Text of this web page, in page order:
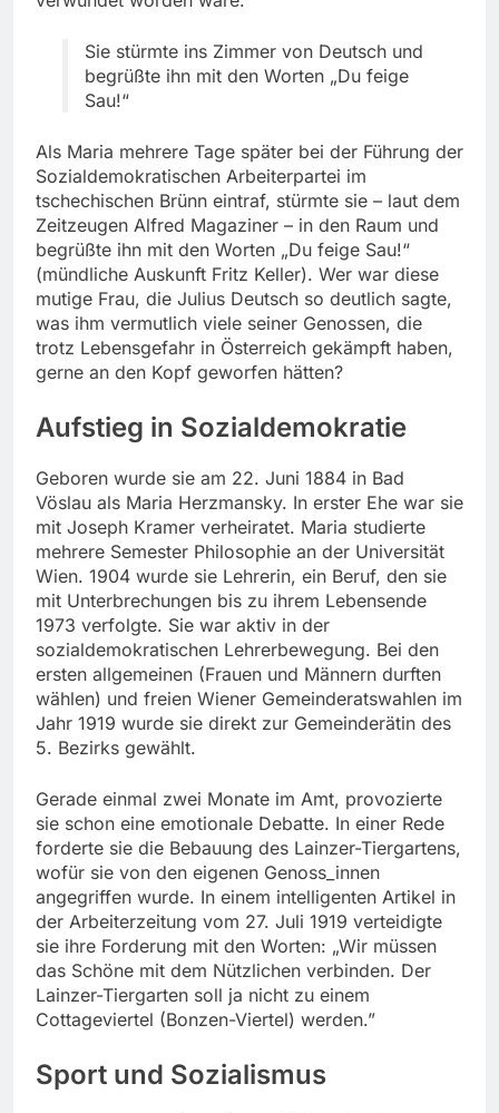
Sie stürmte ins Zimmer von Deutsch und
begrüßte ihn mit den Worten „Du feige
Sau!“
Als Maria mehrere Tage später bei der Führung der
Sozialdemokratischen Arbeiterpartei im
tschechischen Brünn eintraf, stürmte sie – laut dem
Zeitzeugen Alfred Magaziner – in den Raum und
begrüßte ihn mit den Worten „Du feige Sau!“
(mündliche Auskunft Fritz Keller). Wer war diese
mutige Frau, die Julius Deutsch so deutlich sagte,
was ihm vermutlich viele seiner Genossen, die
trotz Lebensgefahr in Österreich gekämpft haben,
gerne an den Kopf geworfen hätten?
Aufstieg in Sozialdemokratie
Geboren wurde sie am 22. Juni 1884 in Bad
Vöslau als Maria Herzmansky. In erster Ehe war sie
mit Joseph Kramer verheiratet. Maria studierte
mehrere Semester Philosophie an der Universität
Wien. 1904 wurde sie Lehrerin, ein Beruf, den sie
mit Unterbrechungen bis zu ihrem Lebensende
1973 verfolgte. Sie war aktiv in der
sozialdemokratischen Lehrerbewegung. Bei den
ersten allgemeinen (Frauen und Männern durften
wählen) und freien Wiener Gemeinderatswahlen im
Jahr 1919 wurde sie direkt zur Gemeinderätin des
5. Bezirks gewählt.
Gerade einmal zwei Monate im Amt, provozierte
sie schon eine emotionale Debatte. In einer Rede
forderte sie die Bebauung des Lainzer-Tiergartens,
wofür sie von den eigenen Genoss_innen
angegriffen wurde. In einem intelligenten Artikel in
der Arbeiterzeitung vom 27. Juli 1919 verteidigte
sie ihre Forderung mit den Worten: „Wir müssen
das Schöne mit dem Nützlichen verbinden. Der
Lainzer-Tiergarten soll ja nicht zu einem
Cottageviertel (Bonzen-Viertel) werden.”
Sport und Sozialismus